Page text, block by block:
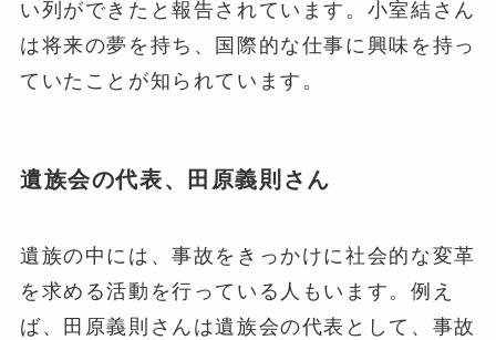
い列ができたと報告されています。小室結さん
は将来の夢を持ち、国際的な仕事に興味を持っ
ていたことが知られています​ ​。
遺族会の代表、田原義則さん
遺族の中には、事故をきっかけに社会的な変革
を求める活動を行っている人もいます。例え
ば、田原義則さんは遺族会の代表として、事故